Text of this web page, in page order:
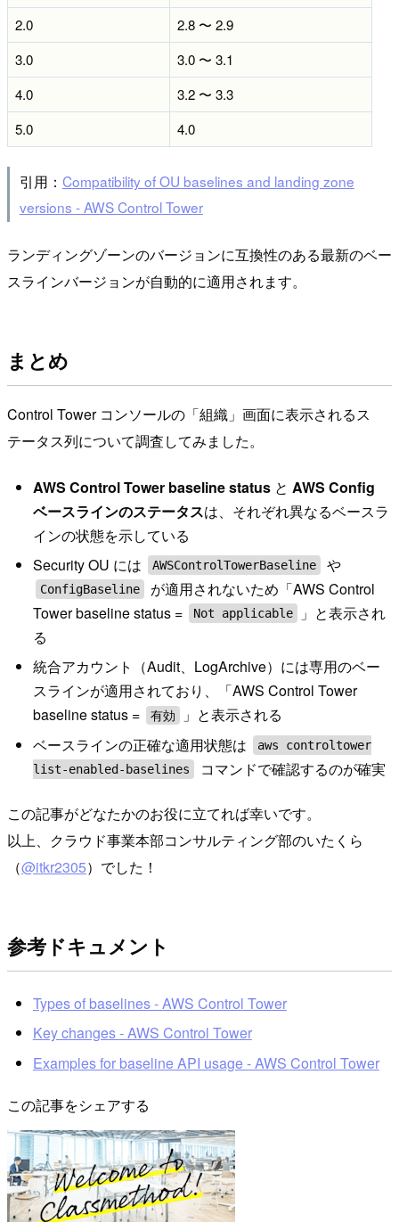
2.0
2.8 〜 2.9
3.0
3.0 〜 3.1
4.0
3.2 〜 3.3
5.0
4.0
引用： Compatibility of OU baselines and landing zone
versions - AWS Control Tower
ランディングゾーンのバージョンに互換性のある最新のベー
スラインバージョンが自動的に適用されます。
まとめ
Control Tower コンソールの「組織」画面に表示されるス
テータス列について調査してみました。
AWS Control Tower baseline statusと AWS Config
ベースラインのステータスは、それぞれ異なるベースラ
インの状態を示している
Security OU には
AWSControlTowerBaseline や
ConfigBaseline
が適用されないため「AWS Control
Tower baseline status =
Not applicable
」と表示され
る
統合アカウント（Audit、LogArchive）には専用のベー
スラインが適用されており、「AWS Control Tower
baseline status =
有効
」と表示される
ベースラインの正確な適用状態は
aws controltower
list-enabled-baselines
コマンドで確認するのが確実
この記事がどなたかのお役に立てれば幸いです。
以上、クラウド事業本部コンサルティング部のいたくら
（@itkr2305）でした！
参考ドキュメント
Types of baselines - AWS Control Tower
Key changes - AWS Control Tower
Examples for baseline API usage - AWS Control Tower
この記事をシェアする